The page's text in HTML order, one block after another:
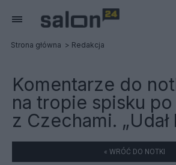
Strona główna Redakcja
Komentarze do
na tropie spisku
z Czechami.
« WRÓĆ DO NOTKI